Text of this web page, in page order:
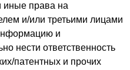
иные права на
и/или третьими лицами
и
нести ответственность
патентных и прочих